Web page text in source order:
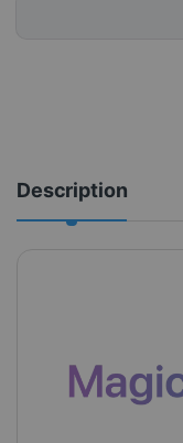
Description